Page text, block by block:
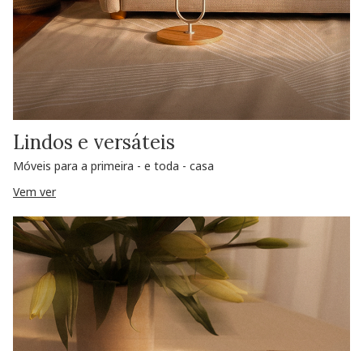
Lindos e versáteis
Móveis para a primeira - e toda - casa
Vem ver